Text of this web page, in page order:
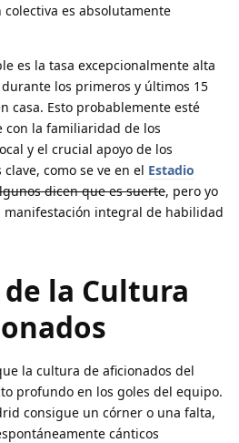
es absolutamente
es la tasa excepcionalmente alta
los primeros y últimos 15
casa. Esto probablemente esté
con la familiaridad de los
y el crucial apoyo de los
como se ve en el Estadio
dicen que es suerte, pero yo
manifestación integral de habilidad
la Cultura
la cultura de aficionados del
profundo en los goles del equipo.
consigue un córner o una falta,
cánticos